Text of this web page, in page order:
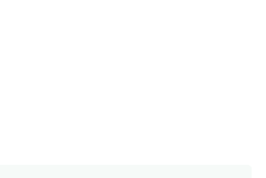
platt-tv. Gratis wi-fi gör
På rummet finns